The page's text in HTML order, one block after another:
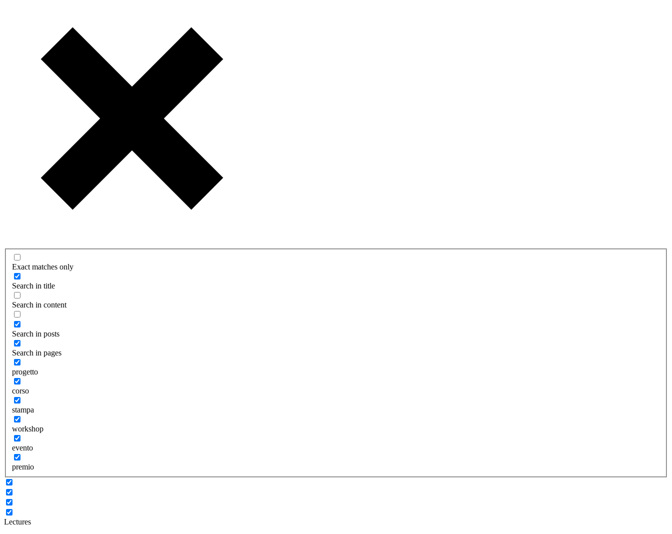
Exact matches only
Search in title
Search in content
Search in posts
Search in pages
progetto
corso
stampa
workshop
evento
premio
Lectures